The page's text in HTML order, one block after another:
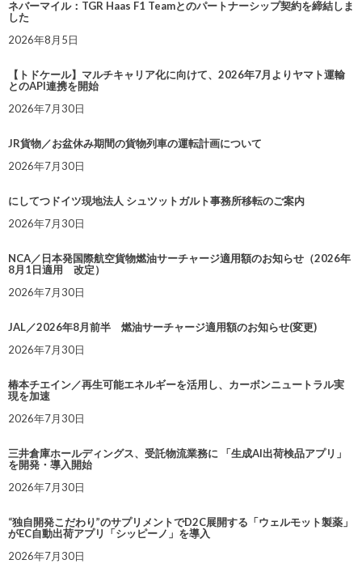
ネバーマイル：TGR Haas F1 Teamとのパートナーシップ契約を締結しま
した
2026年8月5日
【トドケール】マルチキャリア化に向けて、2026年7月よりヤマト運輸
とのAPI連携を開始
2026年7月30日
JR貨物／お盆休み期間の貨物列車の運転計画について
2026年7月30日
にしてつドイツ現地法人 シュツットガルト事務所移転のご案内
2026年7月30日
NCA／日本発国際航空貨物燃油サーチャージ適用額のお知らせ（2026年
8月1日適用 改定）
2026年7月30日
JAL／2026年8月前半 燃油サーチャージ適用額のお知らせ(変更)
2026年7月30日
椿本チエイン／再生可能エネルギーを活用し、カーボンニュートラル実
現を加速
2026年7月30日
三井倉庫ホールディングス、受託物流業務に 「生成AI出荷検品アプリ」
を開発・導入開始
2026年7月30日
“独自開発こだわり”のサプリメントでD2C展開する「ウェルモット製薬」
がEC自動出荷アプリ「シッピーノ」を導入
2026年7月30日